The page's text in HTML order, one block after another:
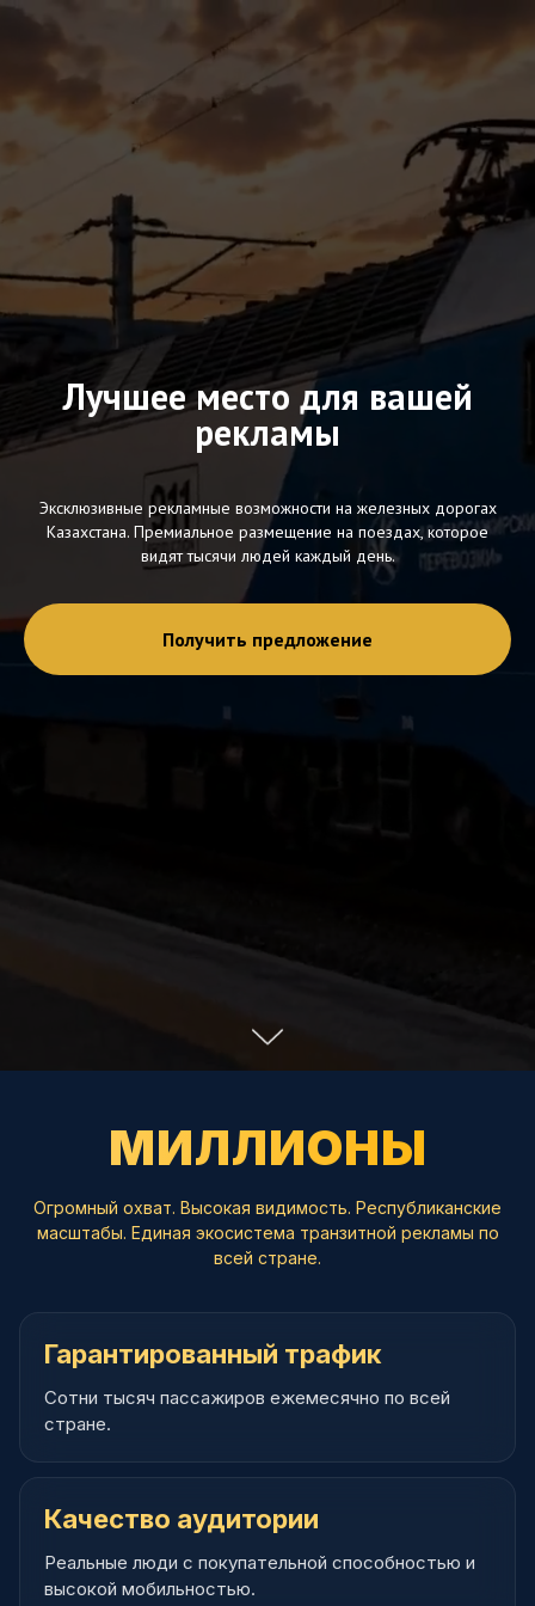
Лучшее место для вашей
рекламы
Эксклюзивные рекламные возможности на железных дорогах
Казахстана. Премиальное размещение на поездах, которое
видят тысячи людей каждый день.
Получить предложение
МИЛЛИОНЫ
Огромный охват. Высокая видимость. Республиканские
масштабы. Единая экосистема транзитной рекламы по
всей стране.
Гарантированный трафик
Сотни тысяч пассажиров ежемесячно по всей
стране.
Качество аудитории
Реальные люди с покупательной способностью и
высокой мобильностью.